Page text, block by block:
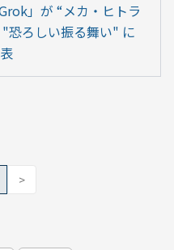
」が “メカ・ヒトラ
恐ろしい振る舞い" に
>